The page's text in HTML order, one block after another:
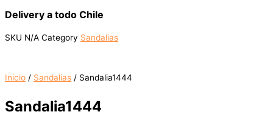
Delivery a todo Chile
SKU N/A Category Sandalias
Inicio / Sandalias / Sandalia1444
Sandalia1444